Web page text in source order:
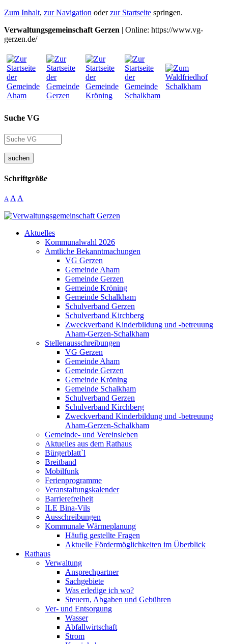
Zum Inhalt, zur Navigation oderzur Startseite springen.
Verwaltungsgemeinschaft Gerzen | Online: https://www.vg-
gerzen.de/
Suche VG
suchen
Schriftgröße
A A A
Aktuelles
Kommunalwahl 2026
Amtliche Bekanntmachungen
VG Gerzen
Gemeinde Aham
Gemeinde Gerzen
Gemeinde Kröning
Gemeinde Schalkham
Schulverband Gerzen
Schulverband Kirchberg
Zweckverband Kinderbildung und -betreuung
Aham-Gerzen-Schalkham
Stellenausschreibungen
VG Gerzen
Gemeinde Aham
Gemeinde Gerzen
Gemeinde Kröning
Gemeinde Schalkham
Schulverband Gerzen
Schulverband Kirchberg
Zweckverband Kinderbildung und -betreuung
Aham-Gerzen-Schalkham
Gemeinde- und Vereinsleben
Aktuelles aus dem Rathaus
Bürgerblatt`l
Breitband
Mobilfunk
Ferienprogramme
Veranstaltungskalender
Barrierefreiheit
ILE Bina-Vils
Ausschreibungen
Kommunale Wärmeplanung
Häufig gestellte Fragen
Aktuelle Fördermöglichkeiten im Überblick
Rathaus
Verwaltung
Ansprechpartner
Sachgebiete
Was erledige ich wo?
Steuern, Abgaben und Gebühren
Ver- und Entsorgung
Wasser
Abfallwirtschaft
Strom